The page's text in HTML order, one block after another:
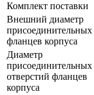
Комплект поставки
Внешний диаметр
присоединительных
фланцев корпуса
Диаметр
присоединительных
отверстий фланцев
корпуса